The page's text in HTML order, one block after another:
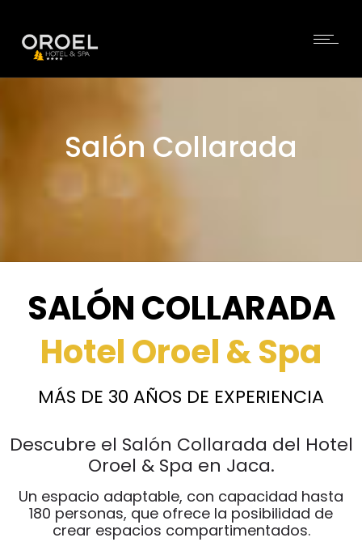
Salón Collarada
SALÓN COLLARADA
Hotel Oroel & Spa
MÁS DE 30 AÑOS DE EXPERIENCIA
Descubre el Salón Collarada del Hotel
Oroel & Spa en Jaca.
Un espacio adaptable, con capacidad hasta
180 personas, que ofrece la posibilidad de
crear espacios compartimentados.